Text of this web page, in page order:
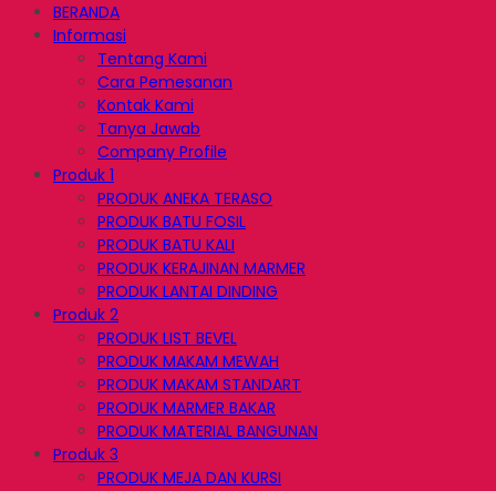
BERANDA
Informasi
Tentang Kami
Cara Pemesanan
Kontak Kami
Tanya Jawab
Company Profile
Produk 1
PRODUK ANEKA TERASO
PRODUK BATU FOSIL
PRODUK BATU KALI
PRODUK KERAJINAN MARMER
PRODUK LANTAI DINDING
Produk 2
PRODUK LIST BEVEL
PRODUK MAKAM MEWAH
PRODUK MAKAM STANDART
PRODUK MARMER BAKAR
PRODUK MATERIAL BANGUNAN
Produk 3
PRODUK MEJA DAN KURSI